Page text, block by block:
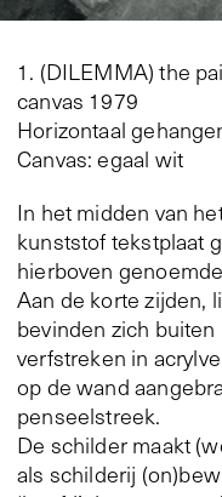
1. (DILEMMA) the
canvas 1979
Horizontaal
Canvas: egaal wit
In het midden van
kunststof tekstplaat
hierboven
Aan de korte zijden,
bevinden zich
verfstreken in
op de wand
penseelstreek.
De schilder maakt
als schilderij